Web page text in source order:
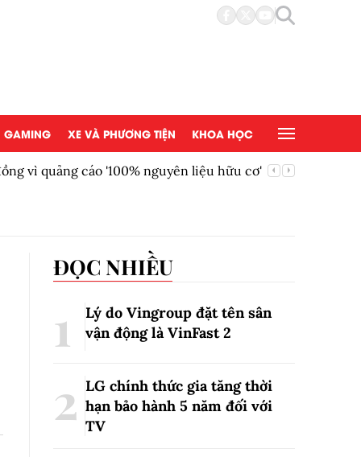
GAMING XE VÀ PHƯƠNG TIỆN KHOA HỌC
vì quảng cáo '100% nguyên liệu hữu cơ'
ĐỌC NHIỀU
Lý do Vingroup đặt tên sân
vận động là VinFast2
LG chính thức gia tăng thời
hạn bảo hành 5 năm đối với
TV